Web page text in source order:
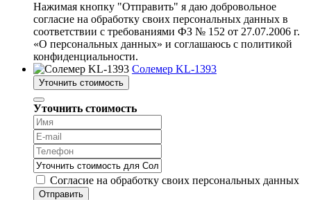
Нажимая кнопку "Отправить" я даю добровольное
согласие на обработку своих персональных данных в
соответствии с требованиями ФЗ № 152 от 27.07.2006 г.
«О персональных данных» и соглашаюсь с политикой
конфиденциальности.
Солемер KL-1393
Уточнить стоимость
Уточнить стоимость
Согласие на обработку своих персональных данных
Отправить